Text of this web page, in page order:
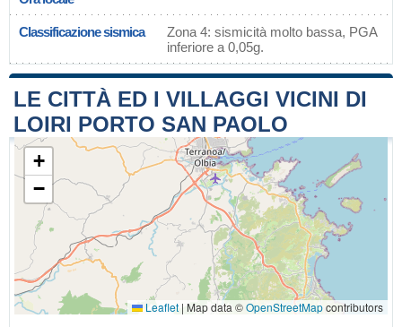
Classificazione sismica
Zona 4: sismicità molto bassa, PGA
inferiore a 0,05g.
LE CITTÀ ED I VILLAGGI VICINI DI
LOIRI PORTO SAN PAOLO
+
−
Leaflet | Map data ©OpenStreetMapcontributors